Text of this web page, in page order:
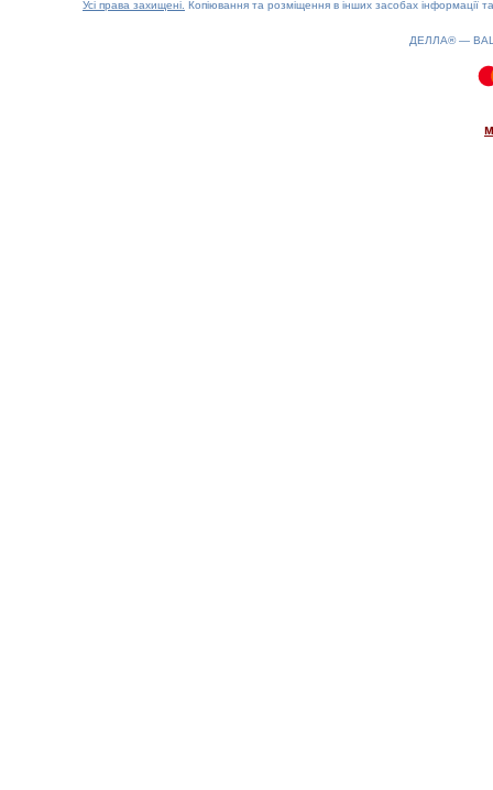
Усі права захищені. Копіювання та розміщення в інших засобах інформації
ДЕЛЛА® —